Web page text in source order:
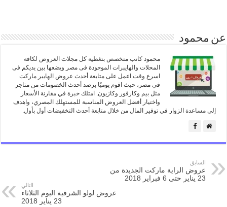
عن محمود
محمود كاتب متخصص بتغطية كل مجلات العروض لكافة
المحلات والهايبرات الموجودة فى مصر ويضعها بين يديكم فى
اسرع وقت اعمل على متابعة أحدث عروض الهايبر ماركت
في مصر، حيث اقوم يوميًا برصد أحدث الخصومات من متاجر
مثل بيم وكارفور وكازيون. امتلك خبرة في مقارنة الأسعار
واختيار أفضل العروض المناسبة للمستهلك المصري، واهدف
إلى مساعدة الزوار في توفير المال من خلال متابعة أحدث التخفيضات أول بأول.
السابق
عروض الراية ماركت الجديدة من
23 يناير حتى 6 فبراير 2018
التالي
عروض لولو الشرقية اليوم الثلاثاء
23 يناير 2018